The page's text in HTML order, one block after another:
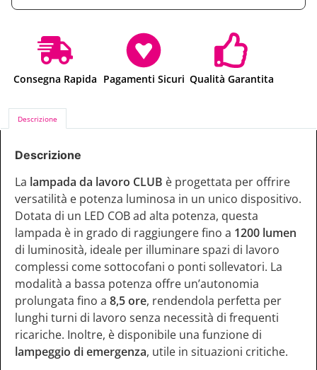
Consegna Rapida Pagamenti Sicuri Qualità Garantita
Descrizione
Descrizione
La lampada da lavoro CLUB è progettata per offrire
versatilità e potenza luminosa in un unico dispositivo.
Dotata di un LED COB ad alta potenza, questa
lampada è in grado di raggiungere fino a 1200 lumen
di luminosità, ideale per illuminare spazi di lavoro
complessi come sottocofani o ponti sollevatori. La
modalità a bassa potenza offre un’autonomia
prolungata fino a 8,5 ore, rendendola perfetta per
lunghi turni di lavoro senza necessità di frequenti
ricariche. Inoltre, è disponibile una funzione di
lampeggio di emergenza, utile in situazioni critiche.